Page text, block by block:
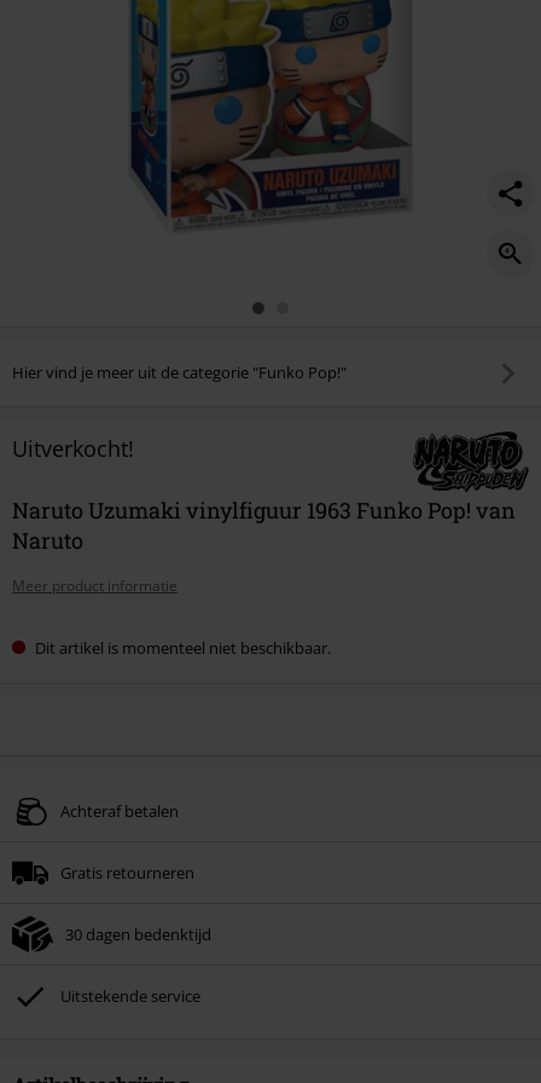
Hier vind je meer uit de categorie "Funko Pop!"
Uitverkocht!
Naruto Uzumaki vinylfiguur 1963 Funko Pop! van
Naruto
Meer product informatie
Dit artikel is momenteel niet beschikbaar.
Achteraf betalen
Gratis retourneren
30 dagen bedenktijd
Uitstekende service